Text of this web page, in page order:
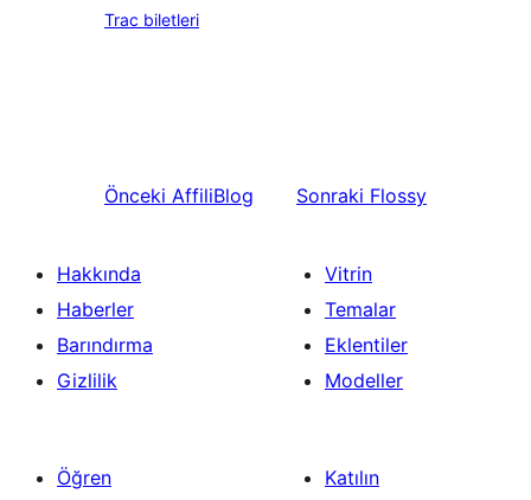
Trac biletleri
Önceki AffiliBlog Sonraki Flossy
Hakkında
Haberler
Barındırma
Gizlilik
Vitrin
Temalar
Eklentiler
Modeller
Öğren
Katılın